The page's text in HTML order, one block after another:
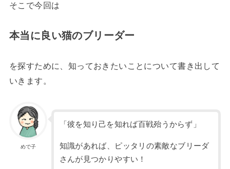
そこで今回は
本当に良い猫のブリーダー
を探すために、知っておきたいことについて書き出して
いきます。
めで子
「彼を知り己を知れば百戦殆うからず」
知識があれば、ピッタリの素敵なブリーダ
さんが見つかりやすい！